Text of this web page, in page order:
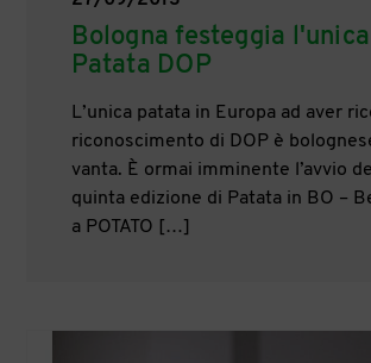
Bologna festeggia l'unica
Patata DOP
L’unica patata in Europa ad aver
riconoscimento di DOP è
vanta. È ormai imminente l’avvio
quinta edizione di Patata in BO –
a POTATO […]